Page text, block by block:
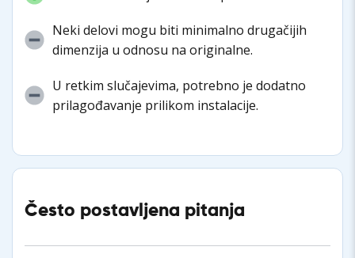
Neki delovi mogu biti minimalno drugačijih
dimenzija u odnosu na originalne.
U retkim slučajevima, potrebno je dodatno
prilagođavanje prilikom instalacije.
Često postavljena pitanja